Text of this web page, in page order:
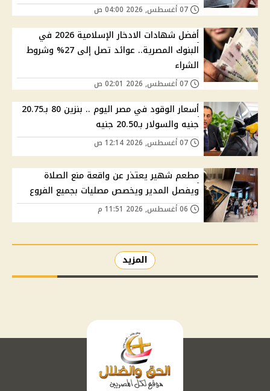
أفضل شهادات الادخار الإسلامية 2026 في
البنوك المصرية.. عوائد تصل إلى 27% وشروط
الشراء
أسعار الوقود في مصر اليوم .. بنزين 80 بـ20.75
جنيه والسولار بـ20.50 جنيه
مطعم شهير يعتذر عن واقعة منع الصلاة
ويفصل المدير ويخصص مصليات بجميع الفروع
المزيد